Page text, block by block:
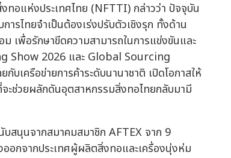
อแห่งประเทศไทย (NFTTI) กล่าวว่า ปัจจุบัน
รไทยจำเป็นต้องเร่งปรับตัวเชิงรุก ทั้งด้าน
เพื่อรักษาขีดความสามารถในการแข่งขันและ
Show 2026 และ Global Sourcing
บเครือข่ายการค้าระดับนานาชาติ เปิดโอกาสให้
ช่วยผลักดันอุตสาหกรรมสิ่งทอไทยกลับมามี
บสนุนจากสมาคมสมาชิก AFTEX จาก 9
อกจากประเทศผู้ผลิตสิ่งทอและเครื่องนุ่งห่ม